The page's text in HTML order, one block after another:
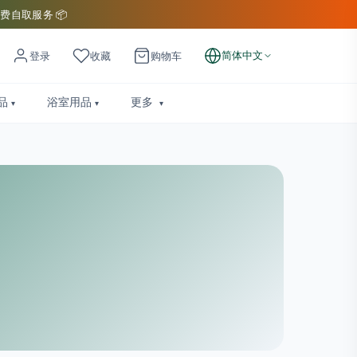
自取服务 📦
登录 收藏 购物车 简体中文
浴室用品 更多